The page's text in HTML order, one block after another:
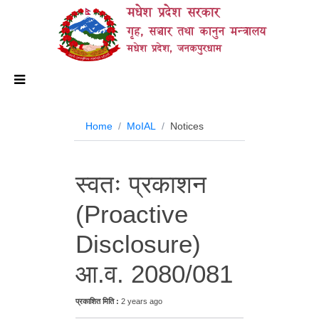
मधेश प्रदेश सरकार
गृह, सञ्चार तथा कानुन मन्त्रालय
मधेश प्रदेश, जनकपुरधाम
Home MoIAL Notices
स्वतः प्रकाशन
(Proactive
Disclosure)
आ.व. 2080/081
प्रकाशित मिति : 2 years ago